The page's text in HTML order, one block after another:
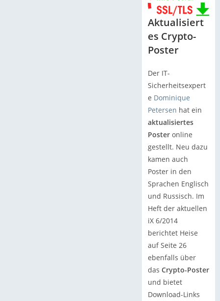
Aktualisiert
es Crypto-
Poster
Der IT-
Sicherheitsexpert
e Dominique
Petersen hat ein
aktualisiertes
Posteronline
gestellt. Neu dazu
kamen auch
Poster in den
Sprachen Englisch
und Russisch. Im
Heft der aktuellen
iX 6/2014
berichtet Heise
auf Seite 26
ebenfalls über
das Crypto-Poster
und bietet
Download-Links